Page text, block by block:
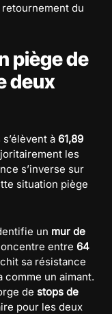
retournement du
piège de
deux
à 61,89
les
s’inverse sur
situation piège
un mur de
entre 64
sa résistance
comme un aimant.
de stops de
pour les deux